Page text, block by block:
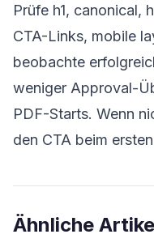
Prüfe h1, canonical,
CTA-Links, mobile
beobachte
weniger Approval-
PDF-Starts. Wenn
den CTA beim
Ähnliche